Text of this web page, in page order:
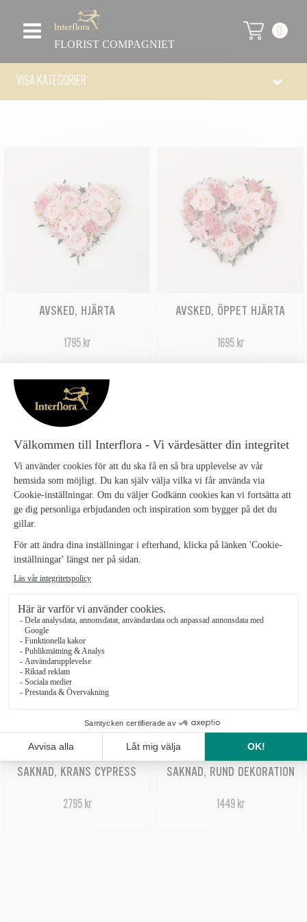
FLORIST COMPAGNIET
0
VISA KATEGORIER
AVSKED, HJÄRTA
1795 kr
AVSKED, ÖPPET HJÄRTA
1695 kr
ROSA HIMMEL, KRANS
2979 kr
SAKNAD, KRANS
SAKNAD, KRANS CYPRESS
2795 kr
SAKNAD, RUND DEKORATION
1449 kr